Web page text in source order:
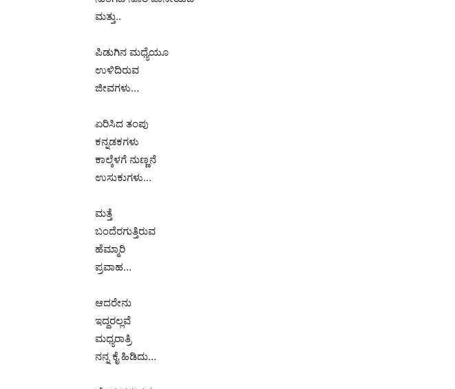
ಮತ್ತು..
ಪಿಡುಗಿನ ಮಧ್ಯೆಯೂ
ಉಳಿದಿರುವ
ಜೀವಗಳು…
ಏರಿಸಿದ ತಂಪು
ಕನ್ನಡಕಗಳು
ಕಾಲ್ಕೆಳಗೆ ನುಣ್ಣನೆ
ಉಸುಕುಗಳು…
ಮತ್ತೆ
ಬಂದೆರಗುತ್ತಿರುವ
ಹೆಮ್ಮಾರಿ
ಪ್ರವಾಹ…
ಆದರೇನು
ಇದ್ದರಲ್ಲವೆ
ಮಧ್ಯರಾತ್ರಿ
ನನ್ನ ಕೈ ಹಿಡಿದು…